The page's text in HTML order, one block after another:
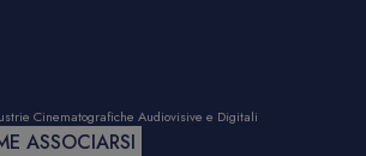
Cinematografiche Audiovisive e Digitali
ASSOCIARSI